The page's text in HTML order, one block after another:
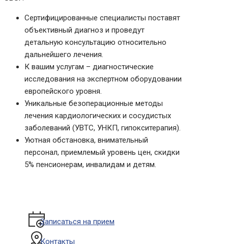
Сертифицированные специалисты поставят
объективный диагноз и проведут
детальную консультацию относительно
дальнейшего лечения.
К вашим услугам – диагностические
исследования на экспертном оборудовании
европейского уровня.
Уникальные безоперационные методы
лечения кардиологических и сосудистых
заболеваний (УВТС, УНКП, гипокситерапия).
Уютная обстановка, внимательный
персонал, приемлемый уровень цен, скидки
5% пенсионерам, инвалидам и детям.
Записаться на прием
Контакты